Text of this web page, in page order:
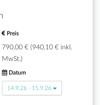
Preis
790,00 € (940,10 € inkl.
MwSt.)
Datum
14.9.26 - 15.9.26